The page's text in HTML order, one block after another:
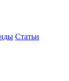
Статьи